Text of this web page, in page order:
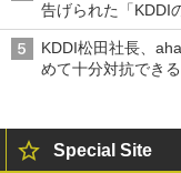
告げられた「KDDI
穴と楽天モバイル
KDDI松田社長、
めて十分対抗できる
Special Site